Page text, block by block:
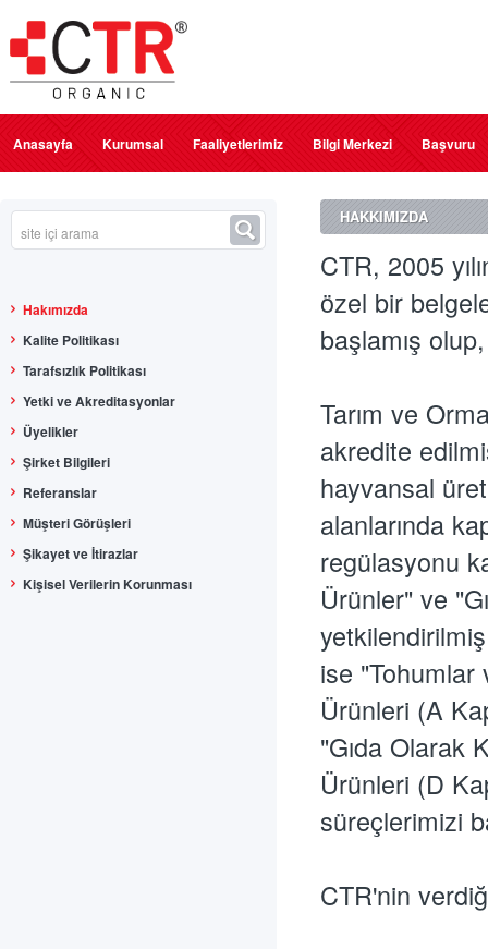
Anasayfa Kurumsal Faaliyetlerimiz Bilgi Merkezi Başvuru
Hakımızda
Kalite Politikası
Tarafsızlık Politikası
Yetki ve Akreditasyonlar
Üyelikler
Şirket Bilgileri
Referanslar
Müşteri Görüşleri
Şikayet ve İtirazlar
Kişisel Verilerin Korunması
HAKKIMIZDA
CTR, 2005
özel bir
başlamış
Tarım ve
akredite
hayvansal
alanlarında
regülasyonu
Ürünler" ve
ise
Ürünleri (A
"Gıda Olarak
Ürünleri (D
süreçlerimizi
CTR'nin